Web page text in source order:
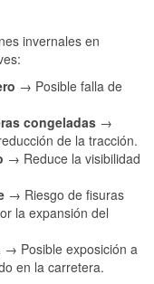
invernales en
→ Posible falla de
congeladas →
de la tracción.
→ Reduce la visibilidad
→ Riesgo de fisuras
la expansión del
→ Posible exposición a
en la carretera.